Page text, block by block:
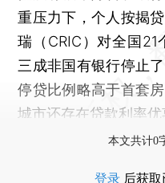
重压力下，个人按揭
瑞（CRIC）对全国21
三成非国有银行停止
停贷比例略高于首套
城市还存在贷款利率优
本文共计0
登录 后获